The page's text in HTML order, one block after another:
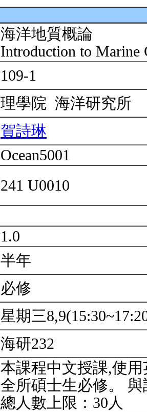
海洋地質概論
Introduction to Marine
109-1
理學院 海洋研究所
賀詩琳
Ocean5001
241 U0010
1.0
半年
必修
星期三
海研232
本課程中文授課,使
全所碩士生必修。
總人數上限：30人